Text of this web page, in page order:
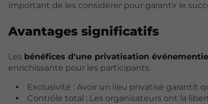
important de les considérer pour garantir le
Avantages significatifs
Les bénéfices d'une privatisation
enrichissante pour les participants.
Exclusivité : Avoir un lieu privatisé garantit
Contrôle total : Les organisateurs ont la